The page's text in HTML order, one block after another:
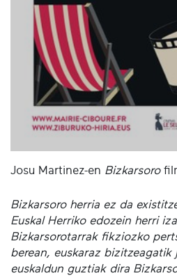
Josu Martinez-en Bizkarsoro
Bizkarsoro herria ez da
Euskal Herriko edozein herri
Bizkarsorotarrak fikziozko
berean, euskaraz bizitzeagatik
euskaldun guztiak dira